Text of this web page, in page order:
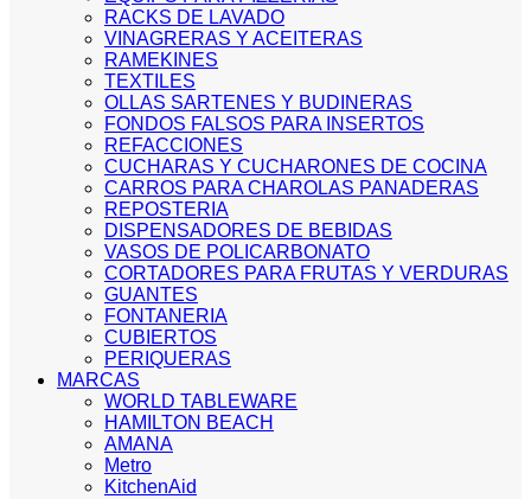
RACKS DE LAVADO
VINAGRERAS Y ACEITERAS
RAMEKINES
TEXTILES
OLLAS SARTENES Y BUDINERAS
FONDOS FALSOS PARA INSERTOS
REFACCIONES
CUCHARAS Y CUCHARONES DE COCINA
CARROS PARA CHAROLAS PANADERAS
REPOSTERIA
DISPENSADORES DE BEBIDAS
VASOS DE POLICARBONATO
CORTADORES PARA FRUTAS Y VERDURAS
GUANTES
FONTANERIA
CUBIERTOS
PERIQUERAS
MARCAS
WORLD TABLEWARE
HAMILTON BEACH
AMANA
Metro
KitchenAid